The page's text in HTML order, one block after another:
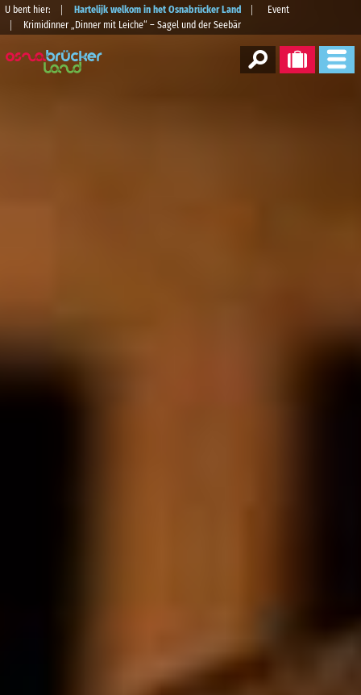
U bent hier: Hartelijk welkom in het Osnabrücker Land
Event
Krimidinner „Dinner mit Leiche“ – Sagel und der Seebär